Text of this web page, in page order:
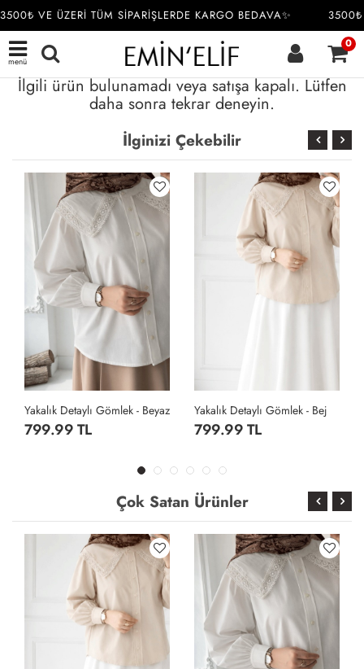
VE ÜZERİ TÜM SİPARİŞLERDE KARGO BEDAVA✨ 3500₺
menü
0
İlgili ürün bulunamadı veya satışa kapalı. Lütfen
daha sonra tekrar deneyin.
İlginizi Çekebilir
Yakalık Detaylı Gömlek - Beyaz
799.99 TL
Yakalık Detaylı Gömlek - Bej
799.99 TL
Çok Satan Ürünler